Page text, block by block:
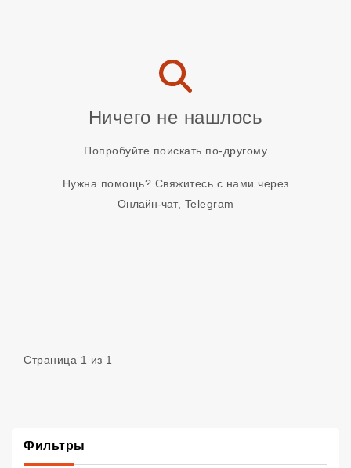
Ничего не нашлось
Попробуйте поискать по-другому
Нужна помощь? Свяжитесь с нами через
Онлайн-чат, Telegram
Страница 1 из 1
Фильтры